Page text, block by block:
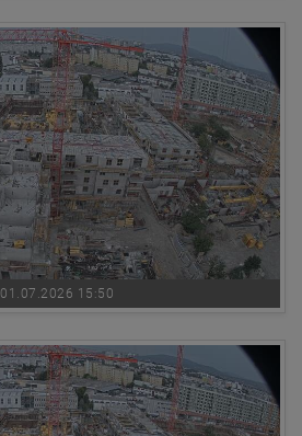
01.07.2026 15:50